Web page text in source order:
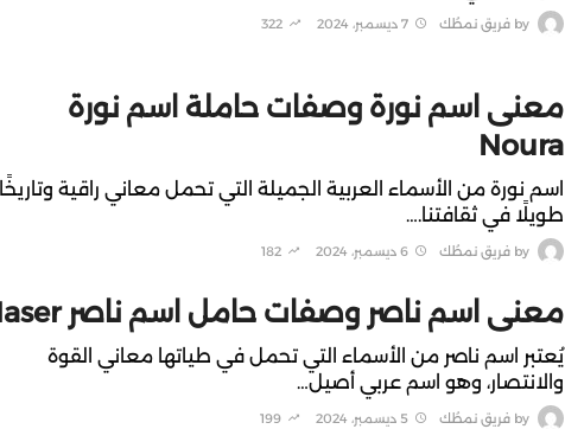
by فريق نمطُك 7 ديسمبر، 2024 322
معنى اسم نورة وصفات حاملة اسم نورة
Noura
اسم نورة من الأسماء العربية الجميلة التي تحمل معاني راقية وتاريخًا
طويلًا في ثقافتنا.…
by فريق نمطُك 6 ديسمبر، 2024 182
معنى اسم ناصر وصفات حامل اسم ناصر Naser
يُعتبر اسم ناصر من الأسماء التي تحمل في طياتها معاني القوة
والانتصار، وهو اسم عربي أصيل…
by فريق نمطُك 5 ديسمبر، 2024 199